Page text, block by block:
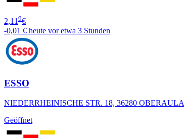
2,119€
-0,01 € heute vor etwa 3 Stunden
ESSO
NIEDERRHEINISCHE STR. 18, 36280 OBERAULA
Geöffnet